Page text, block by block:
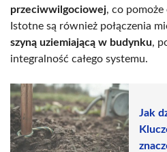
przeciwwilgociowej, co
Istotne są również połączenia
szyną uziemiającą w budynku,
integralność całego systemu.
Jak